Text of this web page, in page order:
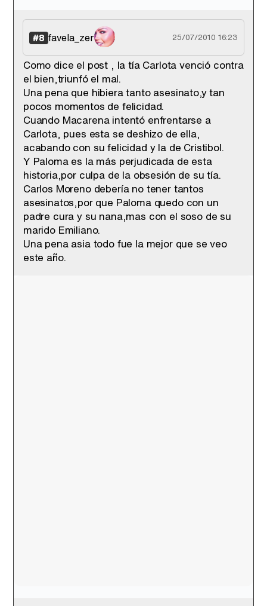
#8 favela_zer 25/07/2010 16:23
Como dice el post , la tía Carlota venció contra
el bien,triunfó el mal.
Una pena que hibiera tanto asesinato,y tan
pocos momentos de felicidad.
Cuando Macarena intentó enfrentarse a
Carlota, pues esta se deshizo de ella,
acabando con su felicidad y la de Cristibol.
Y Paloma es la más perjudicada de esta
historia,por culpa de la obsesión de su tía.
Carlos Moreno debería no tener tantos
asesinatos,por que Paloma quedo con un
padre cura y su nana,mas con el soso de su
marido Emiliano.
Una pena asia todo fue la mejor que se veo
este año.